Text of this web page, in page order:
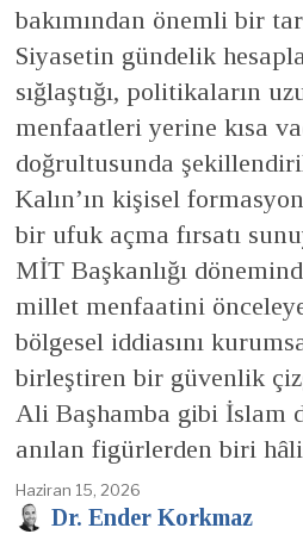
bakımından önemli bir
Siyasetin gündelik
sığlaştığı, politikaların
menfaatleri yerine kısa
doğrultusunda
Kalın’ın kişisel
bir ufuk açma fırsatı
MİT Başkanlığı
millet menfaatini
bölgesel iddiasını
birleştiren bir güvenlik
Ali Başhamba gibi İslam
anılan figürlerden biri
Haziran 15, 2026
Dr. Ender Korkmaz